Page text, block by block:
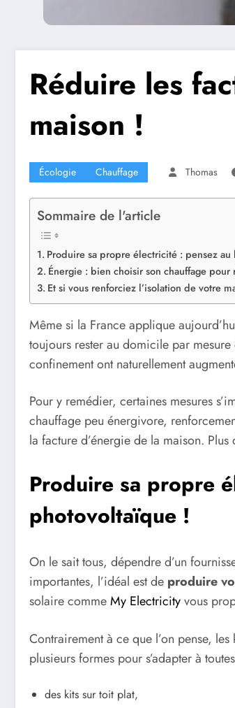
Réduire les
maison !
Écologie Chauffage Thomas
Sommaire de l'article
Produire sa propre électricité : pensez
Énergie : bien choisir son chauffage pour
Et si vous renforciez l’isolation de votre
Même si la France applique
toujours rester au domicile par
confinement ont naturellement
Pour y remédier, certaines mesures
chauffage peu énergivore,
la facture d’énergie de la maison.
Produire sa propre
photovoltaïque !
On le sait tous, dépendre d’un
importantes, l’idéal est de produire
solaire commeMy Electricityvous
Contrairement à ce que l’on pense,
plusieurs formes pour s’adapter à
des kits sur toit plat,